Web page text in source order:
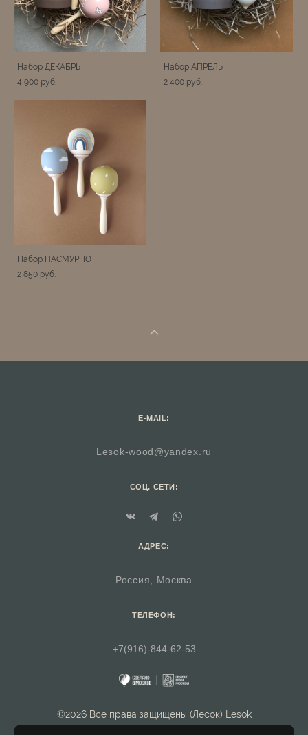
Набор ДЕКАБРЬ
4 900 pуб.
Набор АПРЕЛЬ
2 400 pуб.
Набор ПАСМУРНО
2 850 pуб.
E-MAIL:
Lesok-wood@yandex.ru
СОЦ. СЕТИ:
АДРЕС:
Россия, Москва
ТЕЛЕФОН:
+7(916)-844-62-53
©2026 Все права защищены (Лесок) Lesok